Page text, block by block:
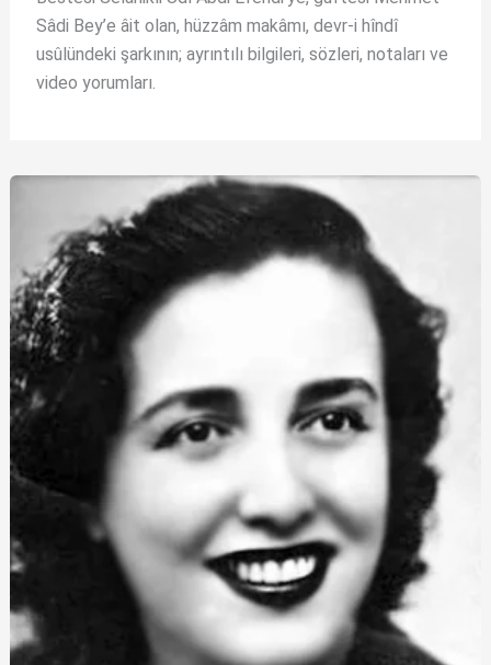
Sâdi Bey’e âit olan, hüzzâm makâmı, devr-i hîndî
usûlündeki şarkının; ayrıntılı bilgileri, sözleri, notaları ve
video yorumları.